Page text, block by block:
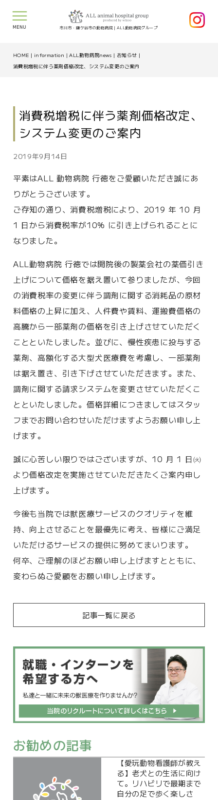
MENU 市川市・鎌ケ谷市の動物病院｜ALL動物病院グループ
HOME | information | ALL動物病院news | お知らせ |
消費税増税に伴う薬剤価格改定、システム変更のご案内
消費税増税に伴う薬剤価格改定、
システム変更のご案内
2019年9月14日
平素はALL 動物病院 行徳をご愛顧いただき誠にあ
りがとうございます。
ご存知の通り、消費税増税により、2019 年 10 月
1 日から消費税率が10% に引き上げられることに
なりました。
ALL動物病院 行徳では開院後の製薬会社の薬価引き
上げについて価格を据え置いて参りましたが、今回
の消費税率の変更に伴う調剤に関する消耗品の原材
料価格の上昇に加え、人件費や賃料、運搬費価格の
高騰から一部薬剤の価格を引き上げさせていただく
ことといたしました。並びに、慢性疾患に投与する
薬剤、高額化する大型犬医療費を考慮し、一部薬剤
は据え置き、引き下げさせていただきます。また、
調剤に関する請求システムを変更させていただくこ
とといたしました。価格詳細につきましてはスタッ
フまでお問い合わせいただけますようお願い申し上
げます。
誠に心苦しい限りではございますが、10 月 1 日㈫
より価格改定を実施させていただきたくご案内申し
上げます。
今後も当院では獣医療サービスのクオリティを維
持、向上させることを最優先に考え、皆様にご満足
いただけるサービスの提供に努めてまいります。
何卒、ご理解のほどお願い申し上げますとともに、
変わらぬご愛顧をお願い申し上げます。
記事一覧に戻る
お勧めの記事
【愛玩動物看護師が教え
る】老犬との生活に向け
て。リハビリで最期まで
自分の足で歩く楽しさ